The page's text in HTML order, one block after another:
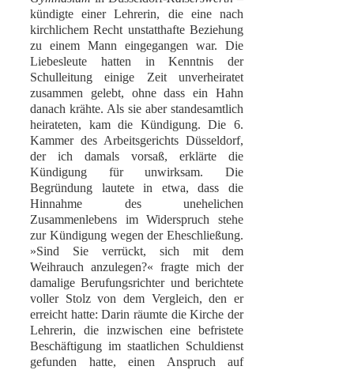
kündigte einer Lehrerin, die eine nach
kirchlichem Recht unstatthafte Beziehung
zu einem Mann eingegangen war. Die
Liebesleute hatten in Kenntnis der
Schulleitung einige Zeit unverheiratet
zusammen gelebt, ohne dass ein Hahn
danach krähte. Als sie aber standesamtlich
heirateten, kam die Kündigung. Die 6.
Kammer des Arbeitsgerichts Düsseldorf,
der ich damals vorsaß, erklärte die
Kündigung für unwirksam. Die
Begründung lautete in etwa, dass die
Hinnahme des unehelichen
Zusammenlebens im Widerspruch stehe
zur Kündigung wegen der Eheschließung.
»Sind Sie verrückt, sich mit dem
Weihrauch anzulegen?« fragte mich der
damalige Berufungsrichter und berichtete
voller Stolz von dem Vergleich, den er
erreicht hatte: Darin räumte die Kirche der
Lehrerin, die inzwischen eine befristete
Beschäftigung im staatlichen Schuldienst
gefunden hatte, einen Anspruch auf